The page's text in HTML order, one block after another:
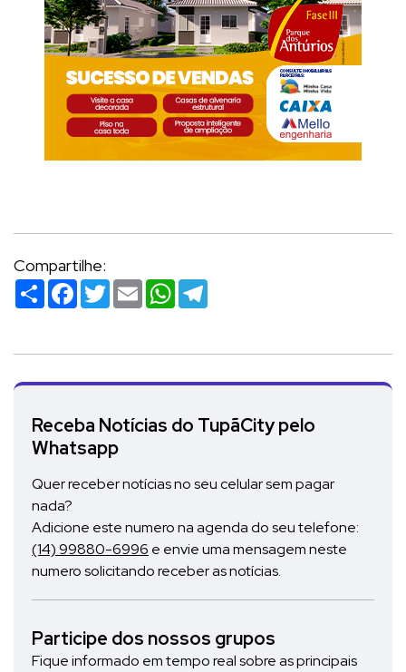
Compartilhe:
Compartilhar
Facebook
TwitterEmailWhatsApp
Receba Notícias do TupãCity pelo
Whatsapp
Quer receber notícias no seu celular sem pagar
nada?
Adicione este numero na agenda do seu telefone:
(14) 99880-6996 e envie uma mensagem neste
numero solicitando receber as notícias.
Participe dos nossos grupos
Fique informado em tempo real sobre as principais